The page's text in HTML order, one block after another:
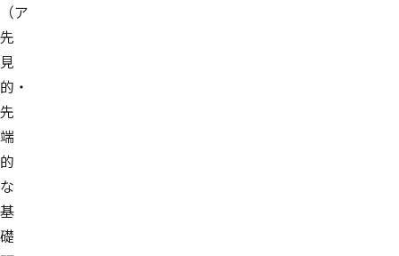
（ア
先
見
的・
先
端
的
な
基
礎